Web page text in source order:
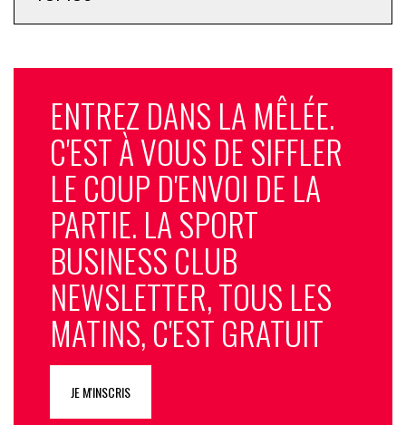
ENTREZ DANS LA MÊLÉE.
C'EST À VOUS DE SIFFLER
LE COUP D'ENVOI DE LA
PARTIE. LA SPORT
BUSINESS CLUB
NEWSLETTER, TOUS LES
MATINS, C'EST GRATUIT
JE M'INSCRIS